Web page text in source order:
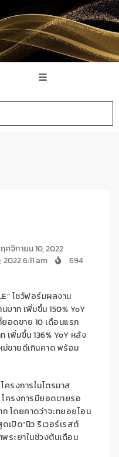
ศจิกายน 10, 2022
6:11 am
694
”โชว์ฟอรมผลงาน
นบาท เพิ่มขึ้น150%YoY
ยอดขาย 10 เดือนแรก
เพิ่มขึ้น136%YoY หลัง
ม่ขายดีเกินคาด พร้อม
โครงการในไตรมาส
โครงการมียอดขายรอ
ทโดยคาดว่าจะทยอยโอน
ดเปิด“นิว ริเวอร์เรสต์
พระยาในช่วงต้นเดือน